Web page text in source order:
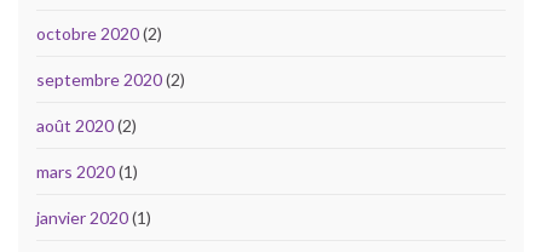
octobre 2020(2)
septembre 2020(2)
août 2020(2)
mars 2020(1)
janvier 2020(1)